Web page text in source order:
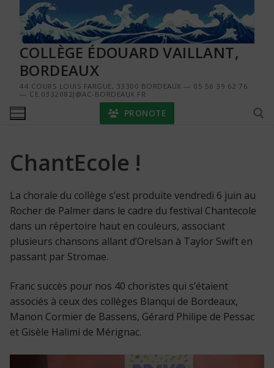
contenu
COLLÈGE ÉDOUARD VAILLANT,
BORDEAUX
44 COURS LOUIS FARGUE, 33300 BORDEAUX — 05 56 39 62 76
— CE.0332082J@AC-BORDEAUX.FR
PRONOTE
ChantEcole !
La chorale du collège s’est produite vendredi 6 juin au
Rocher de Palmer dans le cadre du festival Chantecole
dans un répertoire haut en couleurs, associant
plusieurs chansons allant d’Orelsan à Taylor Swift en
passant par Stromae.
Franc succès pour nos 40 choristes qui s’étaient
associés à ceux des collèges Blanqui de Bordeaux,
Manon Cormier de Bassens, Gérard Philipe de Pessac
et Gisèle Halimi de Mérignac.